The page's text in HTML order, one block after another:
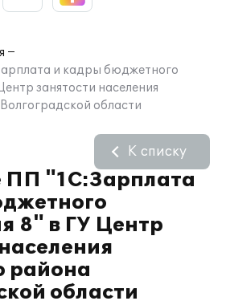
и кадры бюджетного
занятости населения
области
ПП "1С:Зарплата
8" в ГУ Центр
района
области
К списку